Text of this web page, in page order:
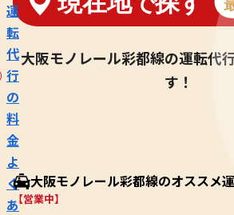
運
転
代
行
の
料
金
よ
く
あ
大阪モノレール彩都線の運転代
す！
大阪モノレール彩都線のオススメ
【営業中】